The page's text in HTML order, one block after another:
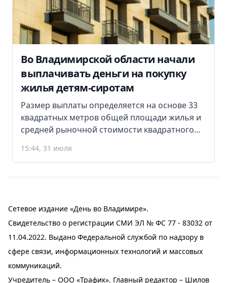
Во Владимирской области начали
выплачивать деньги на покупку
жилья детям-сиротам
Размер выплаты определяется на основе 33
квадратных метров общей площади жилья и
средней рыночной стоимости квадратного...
15:44, 31 июля
Сетевое издание «День во Владимире».
Свидетельство о регистрации СМИ ЭЛ № ФС 77 - 83032 от
11.04.2022. Выдано Федеральной службой по надзору в
сфере связи, информационных технологий и массовых
коммуникаций.
Учредитель – ООО «Трафик». Главный редактор – Шилов